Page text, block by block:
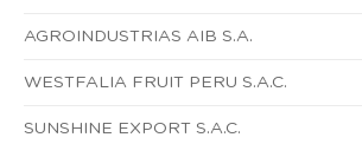
AGROINDUSTRIAS AIB S.A.
WESTFALIA FRUIT PERU S.A.C.
SUNSHINE EXPORT S.A.C.